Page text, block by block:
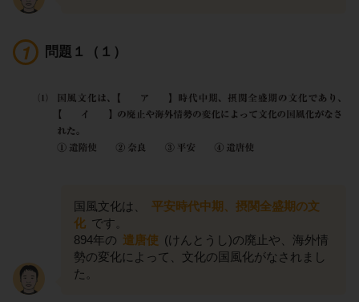
問題１（１）
国風文化は、
平安時代中期、摂関全盛期の文
化 です。
894年の 遣唐使 (けんとうし)の廃止や、海外情
勢の変化によって、文化の国風化がなされまし
た。